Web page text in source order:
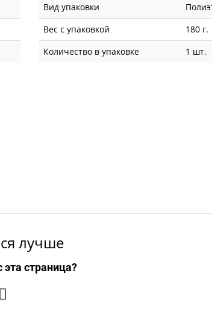
Вид упаковки
Вес с упаковкой
180 г.
Количество в упаковке
1 шт.
лучше
страница?